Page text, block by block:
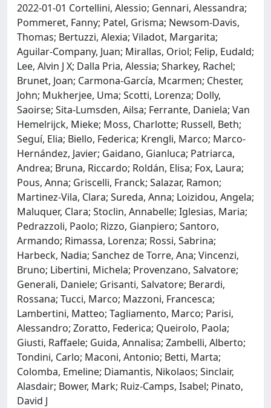
2022-01-01 Cortellini, Alessio; Gennari, Alessandra;
Pommeret, Fanny; Patel, Grisma; Newsom-Davis,
Thomas; Bertuzzi, Alexia; Viladot, Margarita;
Aguilar-Company, Juan; Mirallas, Oriol; Felip, Eudald;
Lee, Alvin J X; Dalla Pria, Alessia; Sharkey, Rachel;
Brunet, Joan; Carmona-García, Mcarmen; Chester,
John; Mukherjee, Uma; Scotti, Lorenza; Dolly,
Saoirse; Sita-Lumsden, Ailsa; Ferrante, Daniela; Van
Hemelrijck, Mieke; Moss, Charlotte; Russell, Beth;
Seguí, Elia; Biello, Federica; Krengli, Marco; Marco-
Hernández, Javier; Gaidano, Gianluca; Patriarca,
Andrea; Bruna, Riccardo; Roldán, Elisa; Fox, Laura;
Pous, Anna; Griscelli, Franck; Salazar, Ramon;
Martinez-Vila, Clara; Sureda, Anna; Loizidou, Angela;
Maluquer, Clara; Stoclin, Annabelle; Iglesias, Maria;
Pedrazzoli, Paolo; Rizzo, Gianpiero; Santoro,
Armando; Rimassa, Lorenza; Rossi, Sabrina;
Harbeck, Nadia; Sanchez de Torre, Ana; Vincenzi,
Bruno; Libertini, Michela; Provenzano, Salvatore;
Generali, Daniele; Grisanti, Salvatore; Berardi,
Rossana; Tucci, Marco; Mazzoni, Francesca;
Lambertini, Matteo; Tagliamento, Marco; Parisi,
Alessandro; Zoratto, Federica; Queirolo, Paola;
Giusti, Raffaele; Guida, Annalisa; Zambelli, Alberto;
Tondini, Carlo; Maconi, Antonio; Betti, Marta;
Colomba, Emeline; Diamantis, Nikolaos; Sinclair,
Alasdair; Bower, Mark; Ruiz-Camps, Isabel; Pinato,
David J